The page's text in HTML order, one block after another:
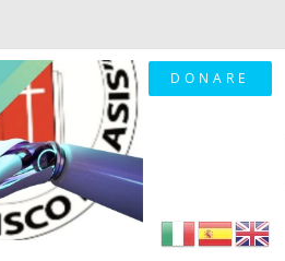
DONARE